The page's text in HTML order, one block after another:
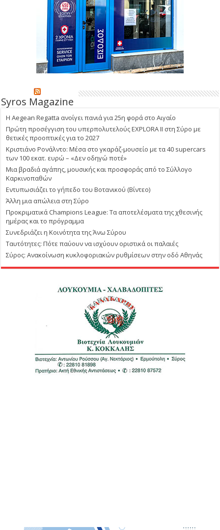
Syros Magazine
Η Aegean Regatta ανοίγει πανιά για 25η φορά στο Αιγαίο
Πρώτη προσέγγιση του υπερπολυτελούς EXPLORA II στη Σύρο με
θετικές προοπτικές για το 2027
Κριστιάνο Ρονάλντο: Μέσα στο γκαράζ-μουσείο με τα 40 supercars
των 100 εκατ. ευρώ – «Δεν οδηγώ ποτέ»
Μια βραδιά αγάπης, μουσικής και προσφοράς από το Σύλλογο
Καρκινοπαθών
Εντυπωσιάζει το γήπεδο του Βοτανικού (Βίντεο)
Άλλη μια απώλεια στη Σύρο
Προκριματικά Champions League: Τα αποτελέσματα της χθεσινής
ημέρας και το πρόγραμμα
Συνεδριάζει η Κοινότητα της Άνω Σύρου
Ταυτότητες: Πότε παύουν να ισχύουν οριστικά οι παλαιές
Σύρος: Ανακοίνωση κυκλοφοριακών ρυθμίσεων στην οδό Αθηνάς